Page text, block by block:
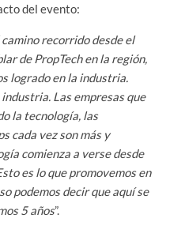
del evento:
recorrido desde el
de PropTech en la región,
logrado en la industria.
Las empresas que
la tecnología, las
cada vez son más y
comienza a verse desde
es lo que promovemos en
podemos decir que aquí se
5 años”.